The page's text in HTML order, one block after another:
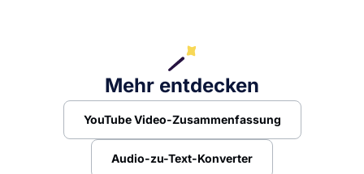
Mehr entdecken
YouTube Video-Zusammenfassung
Audio-zu-Text-Konverter